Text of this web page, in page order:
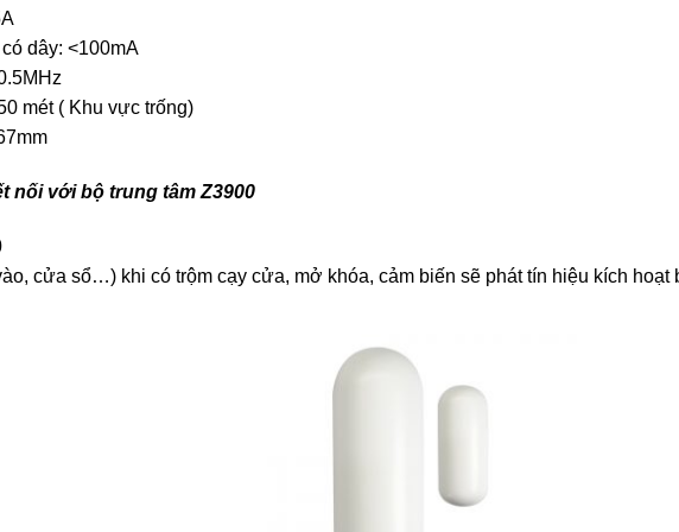
dây: <100mA
mét ( Khu vực trống)
nối với bộ trung tâm Z3900
cửa sổ…) khi có trộm cạy cửa, mở khóa, cảm biến sẽ phát tín hiệu kích hoạt